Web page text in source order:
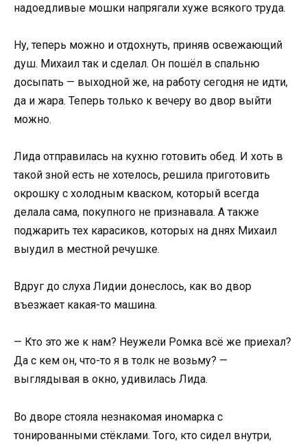
надоедливые мошки напрягали хуже всякого труда.
Ну, теперь можно и отдохнуть, приняв освежающий
душ. Михаил так и сделал. Он пошёл в спальню
досыпать — выходной же, на работу сегодня не идти,
да и жара. Теперь только к вечеру во двор выйти
можно.
Лида отправилась на кухню готовить обед. И хоть в
такой зной есть не хотелось, решила приготовить
окрошку с холодным кваском, который всегда
делала сама, покупного не признавала. А также
поджарить тех карасиков, которых на днях Михаил
выудил в местной речушке.
Вдруг до слуха Лидии донеслось, как во двор
въезжает какая-то машина.
— Кто это же к нам? Неужели Ромка всё же приехал?
Да с кем он, что-то я в толк не возьму? —
выглядывая в окно, удивилась Лида.
Во дворе стояла незнакомая иномарка с
тонированными стёклами. Того, кто сидел внутри,